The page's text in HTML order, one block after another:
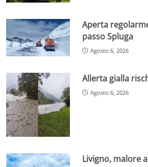
Aperta
passo Spluga
Agosto 6, 2026
Allerta gialla
Agosto 6, 2026
Livigno, malore